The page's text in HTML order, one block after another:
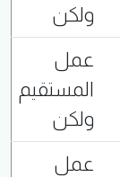
ولكن
عمل
المستقيم
ولكن
عمل